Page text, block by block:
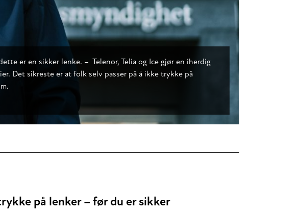
er en sikker lenke. – Telenor, Telia og Ice gjør en iherdig
Det sikreste er at folk selv passer på å ikke trykke på
på lenker – før du er sikker